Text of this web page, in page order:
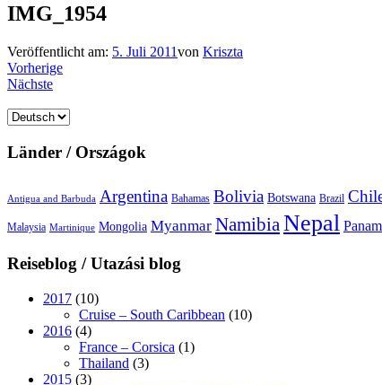
IMG_1954
Veröffentlicht am: 5. Juli 2011von Kriszta
Vorherige
Nächste
Sprache
Länder / Országok
Antigua and Barbuda Argentina Bahamas Bolivia Botswana Brazil
Malaysia Martinique Mongolia Myanmar NamibiaNepal
Reiseblog / Utazási blog
2017 (10)
Cruise – South Caribbean (10)
2016 (4)
France – Corsica (1)
Thailand (3)
2015 (3)